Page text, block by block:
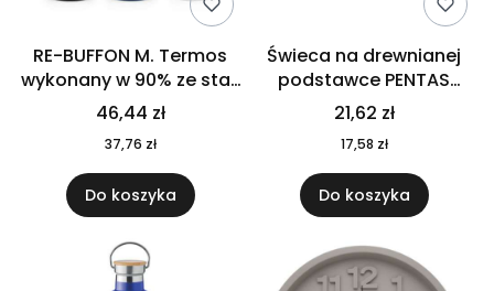
RE-BUFFON M. Termos
wykonany w 90% ze stali
nierdzewnej
pochodzącej z
recyklingu 520 ml 94294
46,44 zł
37,76 zł
Do koszyka
Świeca na drewnianej
podstawce PENTAS
MO6282-40
21,62 zł
17,58 zł
Do koszyka